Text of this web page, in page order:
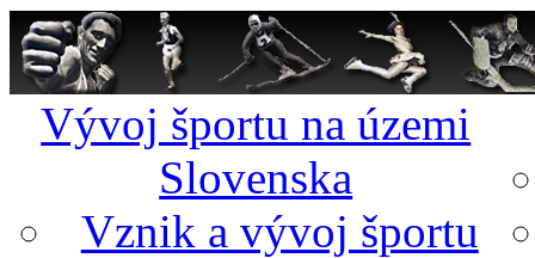
Vývoj športu na územi
Slovenska
Vznik a vývoj športu